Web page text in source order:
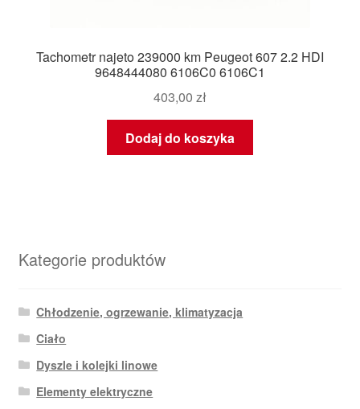
Tachometr najeto 239000 km Peugeot 607 2.2 HDI
9648444080 6106C0 6106C1
403,00 zł
Dodaj do koszyka
Kategorie produktów
Chłodzenie, ogrzewanie, klimatyzacja
Ciało
Dyszle i kolejki linowe
Elementy elektryczne